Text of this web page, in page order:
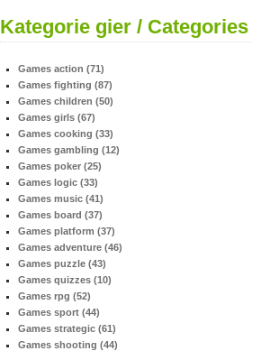
Kategorie gier / Categories
Games action (71)
Games fighting (87)
Games children (50)
Games girls (67)
Games cooking (33)
Games gambling (12)
Games poker (25)
Games logic (33)
Games music (41)
Games board (37)
Games platform (37)
Games adventure (46)
Games puzzle (43)
Games quizzes (10)
Games rpg (52)
Games sport (44)
Games strategic (61)
Games shooting (44)